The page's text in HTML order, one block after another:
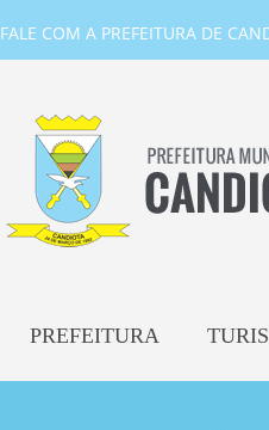
FALE COM A PREFEITURA DE
PREFEITURA